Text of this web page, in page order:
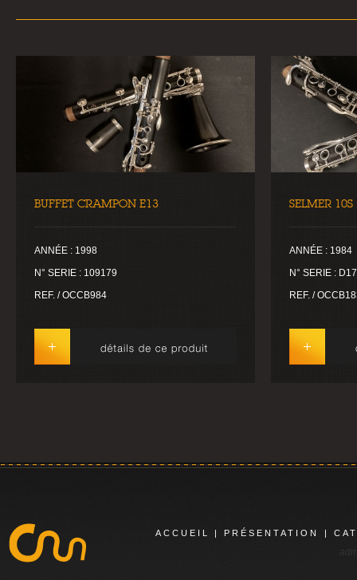
BUFFET CRAMPON E13
ANNÉE : 1998
N° SERIE : 109179
REF. / OCCB984
SELMER 10S
ANNÉE : 1984
N° SERIE :
REF. /
ACCUEIL |PRÉSENTATION |